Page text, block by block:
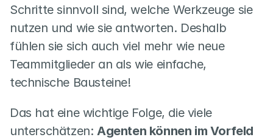
Schritte sinnvoll sind, welche Werkzeuge sie
nutzen und wie sie antworten. Deshalb
fühlen sie sich auch viel mehr wie neue
Teammitglieder an als wie einfache,
technische Bausteine!
Das hat eine wichtige Folge, die viele
unterschätzen: Agenten können im Vorfeld